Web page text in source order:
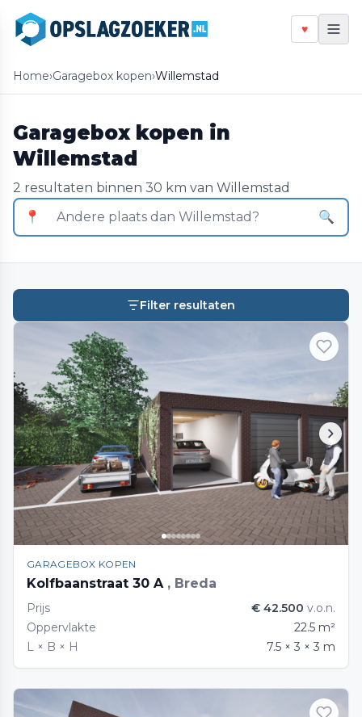
♥
Home›Garagebox kopen›Willemstad
Garagebox kopen in
Willemstad
2 resultaten binnen 30 km van Willemstad
📍
🔍
Filter resultaten
GARAGEBOX KOPEN
Kolfbaanstraat 30 A , Breda
Prijs € 42.500 v.o.n.
Oppervlakte
22.5 m²
L × B × H
7.5 × 3 × 3 m